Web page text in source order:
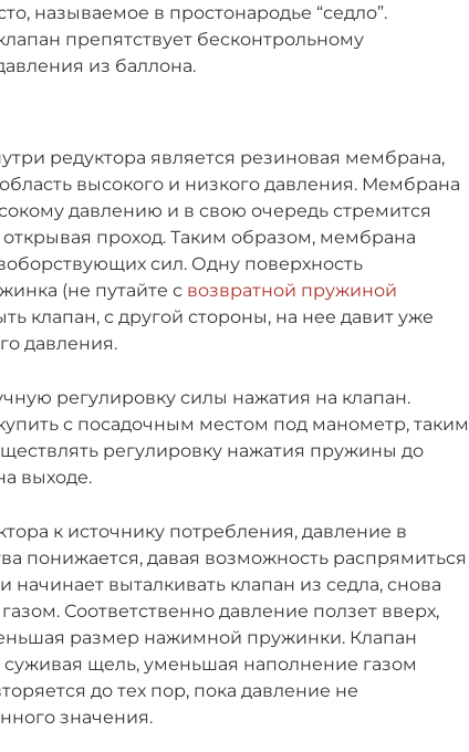
называемое в простонародье “седло”.
препятствует бесконтрольному
из баллона.
редуктора является резиновая мембрана,
высокого и низкого давления. Мембрана
давлению и в свою очередь стремится
проход. Таким образом, мембрана
сил. Одну поверхность
(не путайте с возвратной пружиной
клапан, с другой стороны, на нее давит уже
давления.
регулировку силы нажатия на клапан.
с посадочным местом под манометр, таким
регулировку нажатия пружины до
выходе.
к источнику потребления, давление в
понижается, давая возможность распрямиться
выталкивать клапан из седла, снова
Соответственно давление ползет вверх,
размер нажимной пружинки. Клапан
щель, уменьшая наполнение газом
до тех пор, пока давление не
значения.